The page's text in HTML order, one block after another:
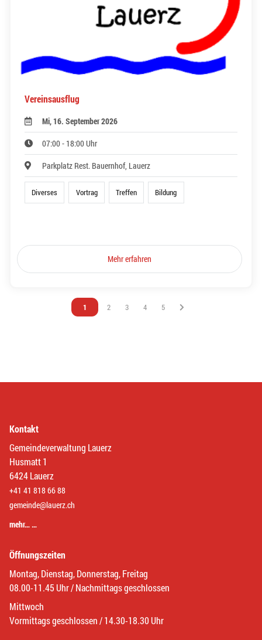
Vereinsausflug
Mi, 16. September 2026
07:00 - 18:00 Uhr
Parkplatz Rest. Bauernhof, Lauerz
Diverses Vortrag Treffen Bildung
Mehr erfahren
Vous êtes sur la page
1 Vous êtes sur la page
2 Vous êtes sur la page
3 Vous êtes sur la page
4 Vous êtes sur la page
5
Kontakt
Gemeindeverwaltung Lauerz
Husmatt 1
6424 Lauerz
+41 41 818 66 88
gemeinde@lauerz.ch
mehr… …
Öffnungszeiten
Montag, Dienstag, Donnerstag, Freitag
08.00-11.45 Uhr / Nachmittags geschlossen
Mittwoch
Vormittags geschlossen / 14.30-18.30 Uhr